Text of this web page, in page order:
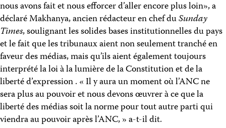
nous avons fait et nous efforcer d’aller encore plus loin», a
déclaré Makhanya, ancien rédacteur en chef duSunday
Times, soulignant les solides bases institutionnelles du pays
et le fait que les tribunaux aient non seulement tranché en
faveur des médias, mais qu’ils aient également toujours
interprété la loi à la lumière de la Constitution et de la
liberté d’expression . « Il y aura un moment où l’ANC ne
sera plus au pouvoir et nous devons œuvrer à ce que la
liberté des médias soit la norme pour tout autre parti qui
viendra au pouvoir après l’ANC, » a-t-il dit.